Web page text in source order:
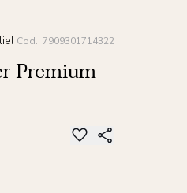
Cod.: 7909301714322
Premium